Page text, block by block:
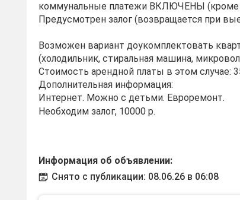
коммунальные платежи ВКЛЮЧЕНЫ (кроме
Предусмотрен залог (возвращается при
Возможен вариант доукомплектовать
(холодильник, стиральная машина,
Стоимость арендной платы в этом случае:
Дополнительная информация:
Интернет. Можно с детьми. Евроремонт.
Необходим залог, 10000 р.
Информация об объявлении:
Снято с публикации: 08.06.26 в 06:08